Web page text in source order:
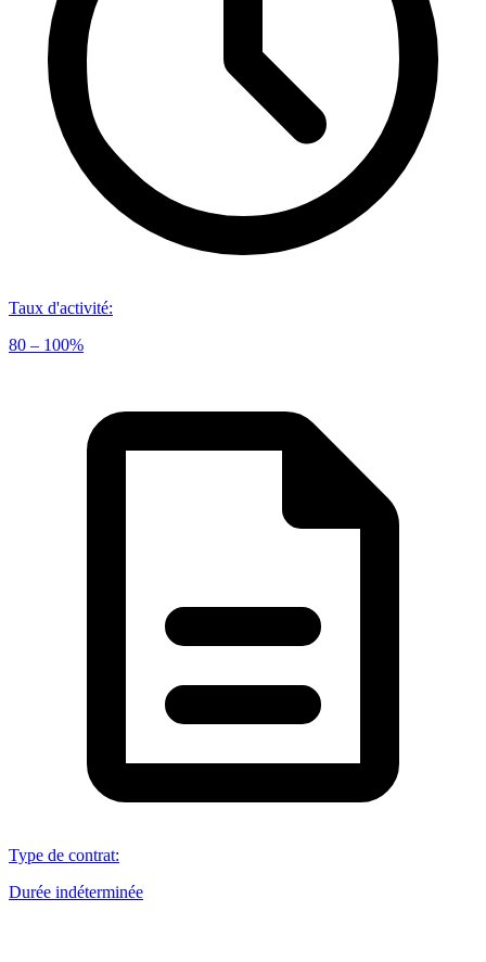
Taux d'activité:
80 – 100%
Type de contrat:
Durée indéterminée